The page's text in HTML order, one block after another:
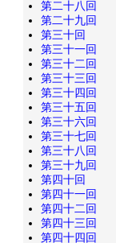
第二十八回
第二十九回
第三十回
第三十一回
第三十二回
第三十三回
第三十四回
第三十五回
第三十六回
第三十七回
第三十八回
第三十九回
第四十回
第四十一回
第四十二回
第四十三回
第四十四回